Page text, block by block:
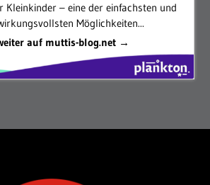
Kleinkinder – eine der einfachsten und
Möglichkeiten...
auf muttis-blog.net →